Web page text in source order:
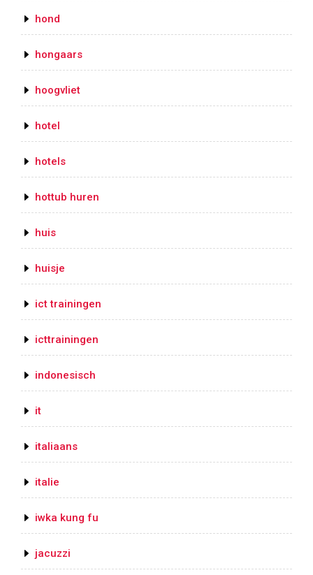
hond
hongaars
hoogvliet
hotel
hotels
hottub huren
huis
huisje
ict trainingen
icttrainingen
indonesisch
it
italiaans
italie
iwka kung fu
jacuzzi